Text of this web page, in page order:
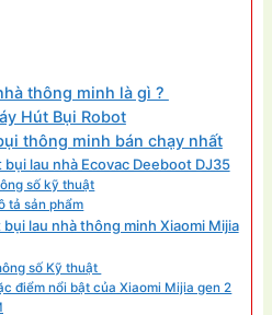
thông minh là gì ?
Hút Bụi Robot
thông minh bán chạy nhất
lau nhà Ecovac Deeboot DJ35
số kỹ thuật
tả sản phẩm
lau nhà thông minh Xiaomi Mijia
số Kỹ thuật
điểm nổi bật của Xiaomi Mijia gen 2